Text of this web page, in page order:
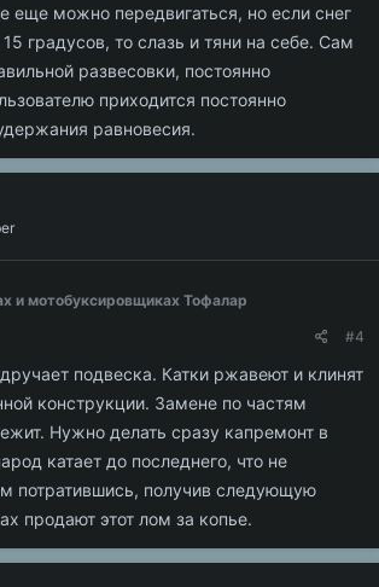
еще можно передвигаться, но если снег
градусов, то слазь и тяни на себе. Сам
развесовки, постоянно
приходится постоянно
равновесия.
и мотобуксировщиках Тофалар
#4
подвеска. Катки ржавеют и клинят
конструкции. Замене по частям
Нужно делать сразу капремонт в
катает до последнего, что не
потратившись, получив следующую
продают этот лом за копье.